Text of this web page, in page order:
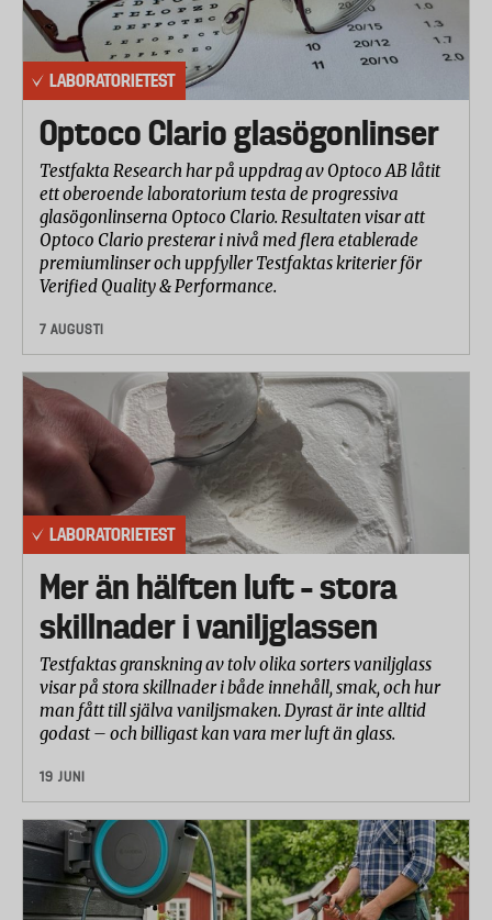
Betygsättning och viktning av testresultaten
Resultaten av testets olika delar betygsattes på en
baseras på laboratoriets bedömning av
testresultaten. Viktningen och betygsättningen av
de olika testresultaten gjordes i samråd med
laboratoriet.
Betygen för de olika delarna av testet har viktats
ihop till ett totalbetyg med följande fördelning:
Klippeffektivitet 50%
I betyget för klippeffektivitet ingår delmomenten
Skärprestanda och Handkraft som krävs efter 4000
klipp, med 50 % vardera.
Hantering & ergonomi 20%
Ergonomi och användarvänlighet bedömdes av
laboratoriet på en skala från 1-10.
Slitage 30%
I betyget slitage ingår dels grad av korrosion efter
48 h bedömt utifrån fotografier av sekatörernas
blad, och dels slitaget i % som sekatörerna uppvisar
efter 4000 klipp, jämfört med när de var helt nya.
LABORATORIETEST
Optoco Clario glasögonlinser
Testfakta Research har på uppdrag av Optoco AB låtit
ett oberoende laboratorium testa de progressiva
glasögonlinserna Optoco Clario. Resultaten visar att
Optoco Clario presterar i nivå med flera etablerade
premiumlinser och uppfyller Testfaktas kriterier för
Verified Quality & Performance.
7 AUGUSTI
LABORATORIETEST
Mer än hälften luft – stora
skillnader i vaniljglassen
Testfaktas granskning av tolv olika sorters vaniljglass
visar på stora skillnader i både innehåll, smak, och hur
man fått till själva vaniljsmaken. Dyrast är inte alltid
godast – och billigast kan vara mer luft än glass.
19 JUNI